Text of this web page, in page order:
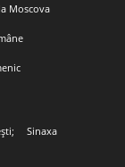
Moscova
Sinaxa